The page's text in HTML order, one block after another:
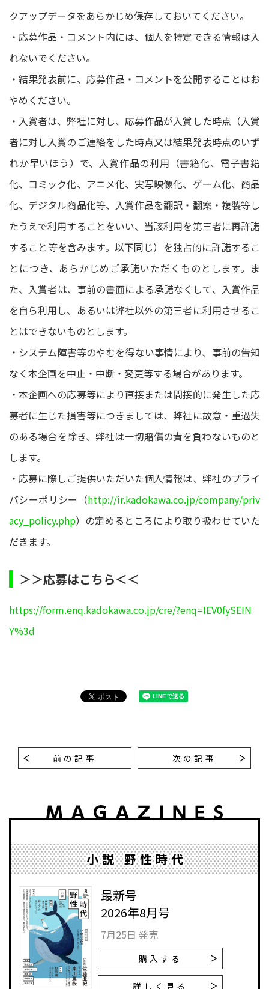
クアップデータをあらかじめ保存しておいてください。
・応募作品・コメント内には、個人を特定できる情報は入
れないでください。
・結果発表前に、応募作品・コメントを公開することはお
やめください。
・入賞者は、弊社に対し、応募作品が入賞した時点（入賞
者に対し入賞のご連絡をした時点又は結果発表時点のいず
れか早いほう）で、入賞作品の利用（書籍化、電子書籍
化、コミック化、アニメ化、実写映像化、ゲーム化、商品
化、デジタル商品化等、入賞作品を翻訳・翻案・複製等し
たうえで利用することをいい、当該利用を第三者に再許諾
すること等を含みます。以下同じ）を独占的に許諾するこ
とにつき、あらかじめご承諾いただくものとします。ま
た、入賞者は、事前の書面による承諾なくして、入賞作品
を自ら利用し、あるいは弊社以外の第三者に利用させるこ
とはできないものとします。
・システム障害等のやむを得ない事情により、事前の告知
なく本企画を中止・中断・変更等する場合があります。
・本企画への応募等により直接または間接的に発生した応
募者に生じた損害等につきましては、弊社に故意・重過失
のある場合を除き、弊社は一切賠償の責を負わないものと
します。
・応募に際しご提供いただいた個人情報は、弊社のプライ
バシーポリシー（http://ir.kadokawa.co.jp/company/priv
acy_policy.php）の定めるところにより取り扱わせていた
だきます。
＞＞応募はこちら＜＜
https://form.enq.kadokawa.co.jp/cre/?enq=IEV0fySEIN
Y%3d
前の記事 次の記事
小説 野性時代
最新号
2026年8月号
7月25日 発売
購入する
詳しく見る